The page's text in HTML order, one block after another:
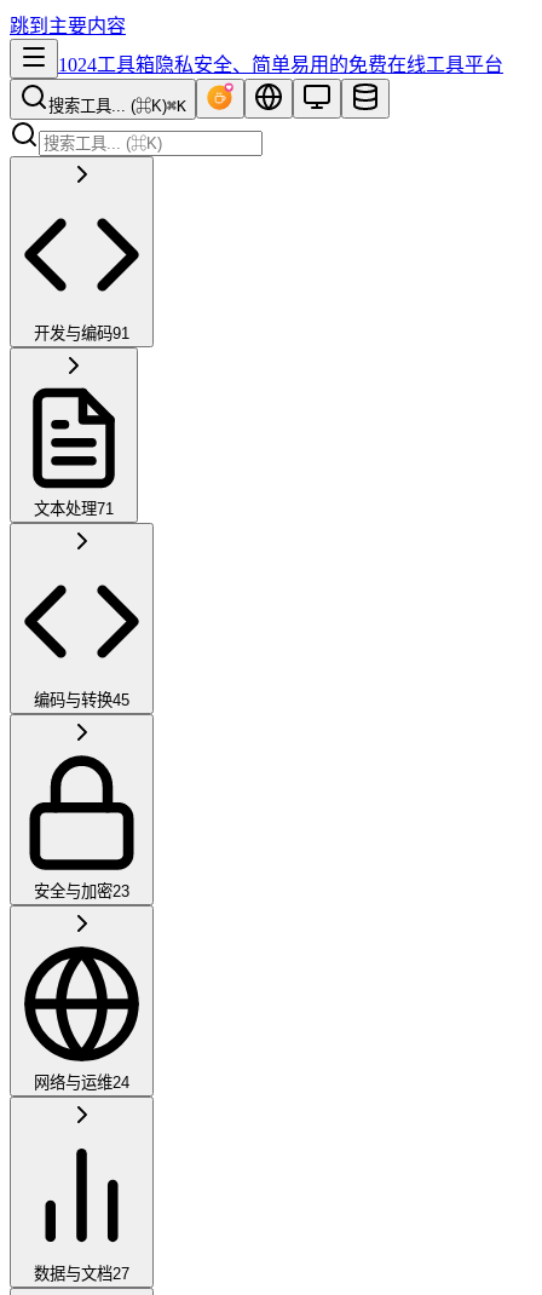
跳到主要内容
1024工具箱隐私安全、简单易用的免费在线工具平台
搜索工具... (⌘K)⌘K
开发与编码91
文本处理71
编码与转换45
安全与加密23
网络与运维24
数据与文档27